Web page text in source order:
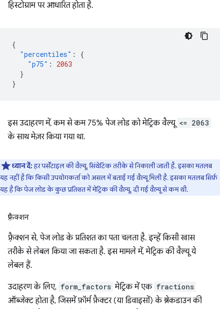
हिस्टोग्राम पर आधारित होता है.
{
"percentiles" :
{
"p75" :
2063
}
}
इस उदाहरण में, कम से कम 75% पेज लोड को मेट्रिक वैल्यू <= 2063
के साथ मेज़र किया गया था.
ध्यान दें:हर पर्सेंटाइल की वैल्यू, सिंथेटिक तरीके से निकाली जाती है. इसका मतलब
यह नहीं है कि किसी उपयोगकर्ता को असल में बताई गई वैल्यू मिली है. इसका मतलब सिर्फ़
यह है कि पेज लोड के कुछ प्रतिशत में मेट्रिक की वैल्यू, दी गई वैल्यू से कम थी.
फ़्रैक्शन
फ़्रैक्शन से, पेज लोड के प्रतिशत का पता चलता है. इन्हें किसी खास
तरीके से लेबल किया जा सकता है. इस मामले में, मेट्रिक की वैल्यू ये
लेबल हैं.
उदाहरण के लिए, form_factors मेट्रिक में एक fractions
ऑब्जेक्ट होता है, जिसमें फ़ॉर्म फ़ैक्टर (या डिवाइसों) के ब्रेकडाउन की